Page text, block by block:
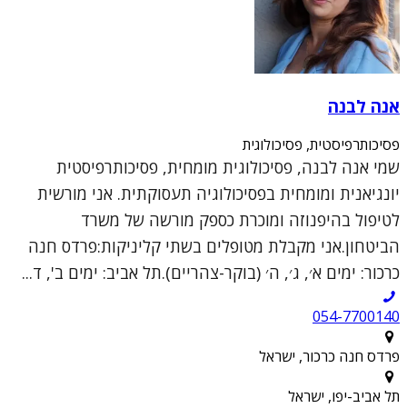
אנה לבנה
פסיכותרפיסטית, פסיכולוגית
שמי אנה לבנה, פסיכולוגית מומחית, פסיכותרפיסטית
יונגיאנית ומומחית בפסיכולוגיה תעסוקתית. אני מורשית
לטיפול בהיפנוזה ומוכרת כספק מורשה של משרד
הביטחון.אני מקבלת מטופלים בשתי קליניקות:פרדס חנה
כרכור: ימים א׳, ג׳, ה׳ (בוקר-צהריים).תל אביב: ימים ב', ד...
054-7700140
פרדס חנה כרכור, ישראל
תל אביב-יפו, ישראל